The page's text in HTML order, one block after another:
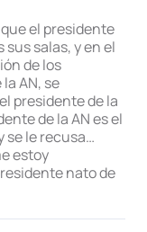
el presidente
sus salas, y en el
de los
AN, se
presidente de la
de la AN es el
se le recusa…
estoy
nato de